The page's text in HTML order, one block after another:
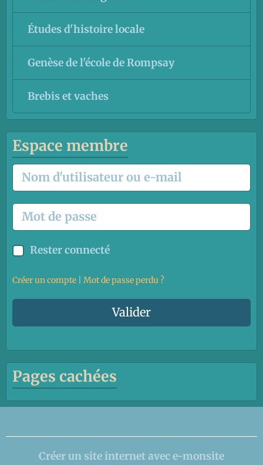
Études d'histoire locale
Genèse de l'école de Rompsay
Brebis et vaches
Espace membre
Rester connecté
Créer un compte Mot de passe perdu ?
Valider
Pages cachées
Créer un site internet avec e-monsite